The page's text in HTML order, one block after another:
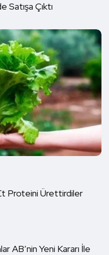
Satışa Çıktı
Proteini Ürettirdiler
AB’nin Yeni Kararı İle